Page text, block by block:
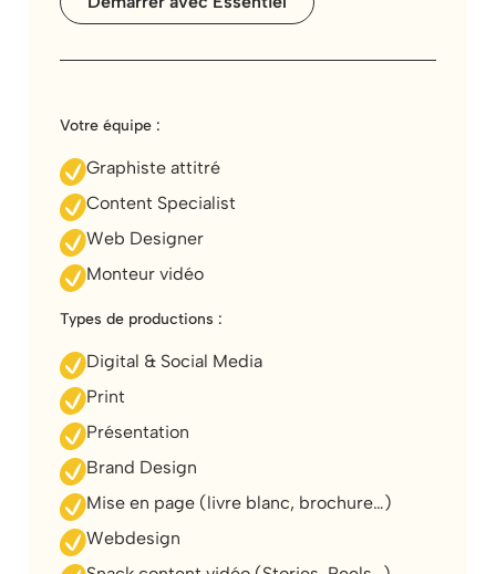
Votre équipe :
Graphiste attitré
Content Specialist
Web Designer
Monteur vidéo
Types de productions :
Digital & Social Media
Print
Présentation
Brand Design
Mise en page (livre blanc, brochure…)
Webdesign